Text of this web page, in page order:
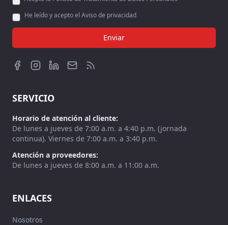
He leído y acepto el Aviso de privacidad
Enviar
SERVICIO
Horario de atención al cliente:
De lunes a jueves de 7:00 a.m. a 4:40 p.m. (jornada
continua). Viernes de 7:00 a.m. a 3:40 p.m.
Atención a proveedores:
De lunes a jueves de 8:00 a.m. a 11:00 a.m.
ENLACES
Nosotros